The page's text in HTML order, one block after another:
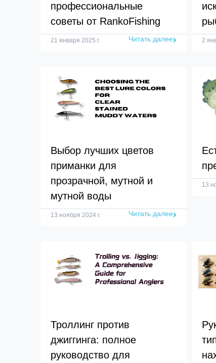
профессиональные
советы от RankoFishing
21 января 2025 г. Читать далее 2
Выбор лучших цветов
приманки для
прозрачной, мутной и
мутной воды
13 ноября 2024 г. Читать далее
13
Троллинг против
джиггинга: полное
руководство для